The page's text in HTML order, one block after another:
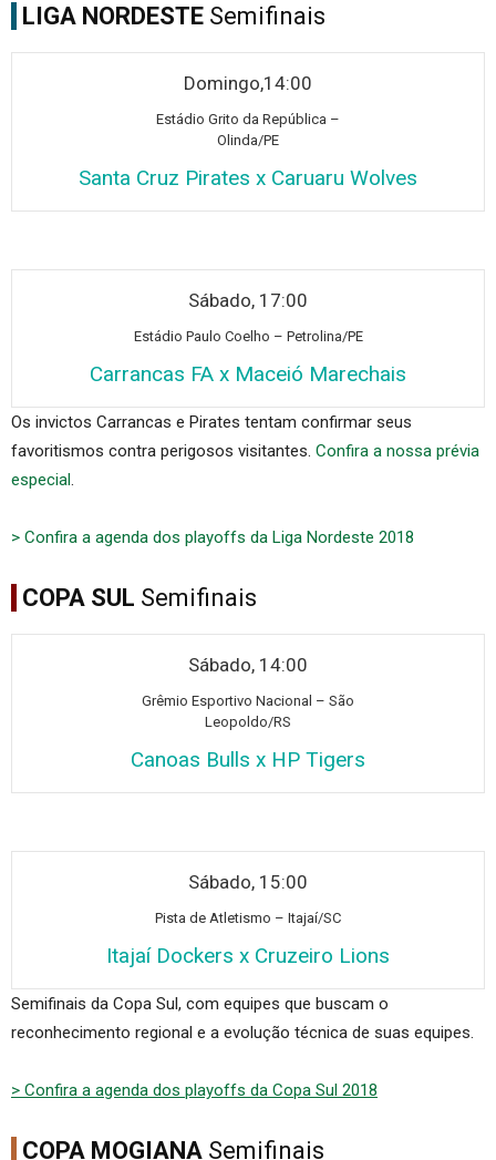
LIGA NORDESTE Semifinais
Domingo,14:00
Estádio Grito da República –
Olinda/PE
Santa Cruz Pirates x Caruaru Wolves
Sábado, 17:00
Estádio Paulo Coelho – Petrolina/PE
Carrancas FA x Maceió Marechais
Os invictos Carrancas e Pirates tentam confirmar seus
favoritismos contra perigosos visitantes. Confira a nossa prévia
especial.
> Confira a agenda dos playoffs da Liga Nordeste 2018
COPA SUL Semifinais
Sábado, 14:00
Grêmio Esportivo Nacional – São
Leopoldo/RS
Canoas Bulls x HP Tigers
Sábado, 15:00
Pista de Atletismo – Itajaí/SC
Itajaí Dockers x Cruzeiro Lions
Semifinais da Copa Sul, com equipes que buscam o
reconhecimento regional e a evolução técnica de suas equipes.
> Confira a agenda dos playoffs da Copa Sul 2018
COPA MOGIANA Semifinais